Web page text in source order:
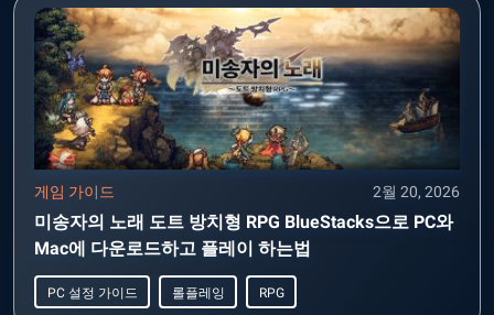
게임 가이드 2월 20, 2026
미송자의 노래 도트 방치형 RPG BlueStacks으로 PC와
Mac에 다운로드하고 플레이 하는법
PC 설정 가이드 롤플레잉 RPG